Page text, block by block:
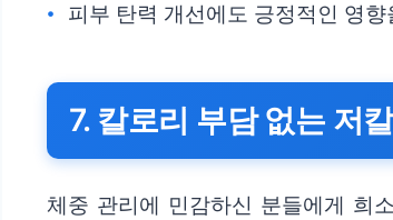
피부 탄력 개선에도 긍정적인 영
7. 칼로리 부담 없는 저
체중 관리에 민감하신 분들에게 희